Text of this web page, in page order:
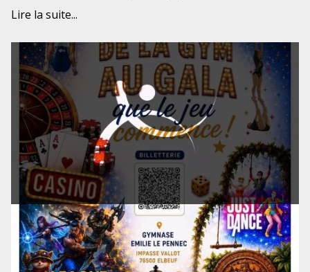
Lire la suite...